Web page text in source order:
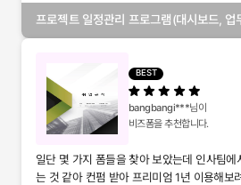
프로젝트 일정관리 프로그램(대시보드, 업
BEST
bangbangi***님이
비즈폼을 추천합니다.
일단 몇 가지 폼들을 찾아 보았는데 인사팀
는 것 같아 컨펌 받아 프리미엄 1년 이용해보